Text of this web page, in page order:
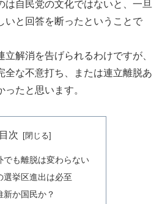
は自民党の文化ではないと、一旦
いと回答を断ったということで
解消を告げられるわけですが、
全な不意打ち、または連立離脱あ
たと思います。
目次
でも離脱は変わらない
選挙区進出は必至
新か国民か？